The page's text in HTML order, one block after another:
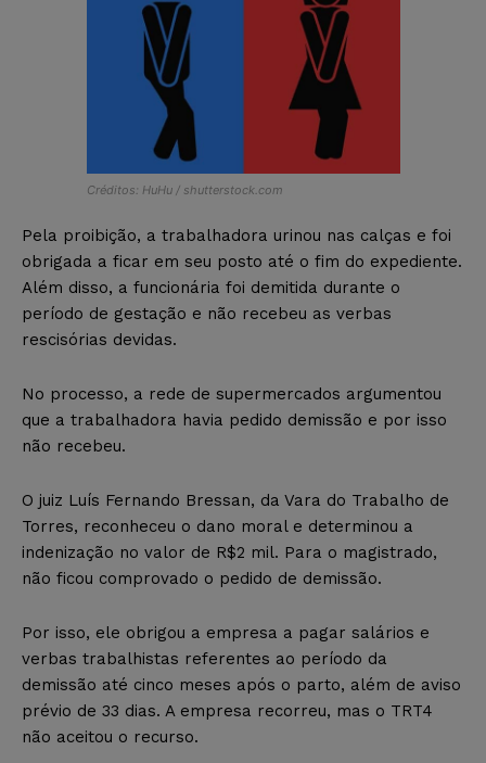
Créditos: HuHu / shutterstock.com
Pela proibição, a trabalhadora urinou nas calças e foi
obrigada a ficar em seu posto até o fim do expediente.
Além disso, a funcionária foi demitida durante o
período de gestação e não recebeu as verbas
rescisórias devidas.
No processo, a rede de supermercados argumentou
que a trabalhadora havia pedido demissão e por isso
não recebeu.
O juiz Luís Fernando Bressan, da Vara do Trabalho de
Torres, reconheceu o dano moral e determinou a
indenização no valor de R$2 mil. Para o magistrado,
não ficou comprovado o pedido de demissão.
Por isso, ele obrigou a empresa a pagar salários e
verbas trabalhistas referentes ao período da
demissão até cinco meses após o parto, além de aviso
prévio de 33 dias. A empresa recorreu, mas o TRT4
não aceitou o recurso.